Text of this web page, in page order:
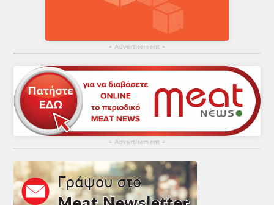
▴ Advertisement ▴
▴ Advertisement ▴